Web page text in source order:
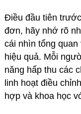
Điều đầu tiên
đơn, hãy nhớ rõ
cái nhìn tổng
hiệu quả. Mỗi
năng hấp thu các
linh hoạt điều
hợp và khoa học